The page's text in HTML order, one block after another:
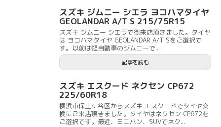
スズキ ジムニー シエラ ヨコハマタイヤ
GEOLANDAR A/T S 215/75R15
スズキ ジムニー シエラで御来店頂きました。タイヤ
は ヨコハマタイヤ GEOLANDAR A/T Sをご選択で
す。以前は軽自動車のジムニーで...
記事を読む
スズキ エスクード ネクセン CP672
225/60R18
横浜市保土ヶ谷区からスズキ エスクードでタイヤ交
換にご来店頂きました。タイヤはネクセン CP672を
ご選択です。最近、ミニバン、SUVでネク...